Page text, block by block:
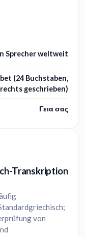
Sprecher weltweit
(24 Buchstaben,
geschrieben)
Γεια σας
Transkription
von